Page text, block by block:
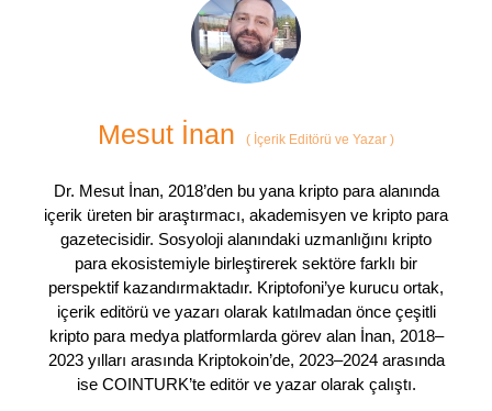
Mesut İnan ( İçerik Editörü ve Yazar )
Dr. Mesut İnan, 2018’den bu yana kripto para alanında
içerik üreten bir araştırmacı, akademisyen ve kripto para
gazetecisidir. Sosyoloji alanındaki uzmanlığını kripto
para ekosistemiyle birleştirerek sektöre farklı bir
perspektif kazandırmaktadır. Kriptofoni’ye kurucu ortak,
içerik editörü ve yazarı olarak katılmadan önce çeşitli
kripto para medya platformlarda görev alan İnan, 2018–
2023 yılları arasında Kriptokoin’de, 2023–2024 arasında
ise COINTURK’te editör ve yazar olarak çalıştı.